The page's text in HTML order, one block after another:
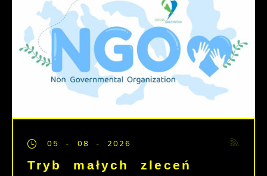
05 - 08 - 2026
Tryb małych zleceń